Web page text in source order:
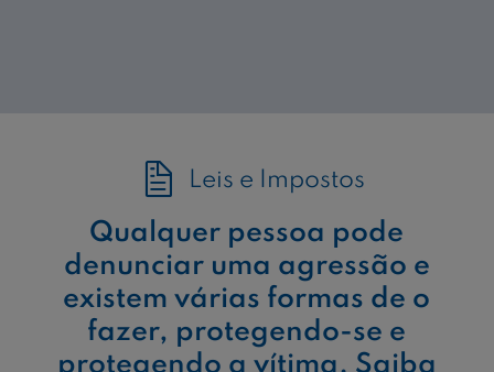
Leis e Impostos
Qualquer pessoa pode
denunciar uma agressão e
existem várias formas de o
fazer, protegendo-se e
protegendo a vítima. Saiba